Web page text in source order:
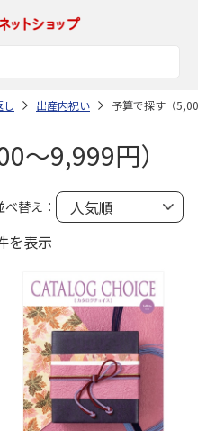
し 出産内祝い 予算で探す（
～9,999円）
べ替え：
を表示